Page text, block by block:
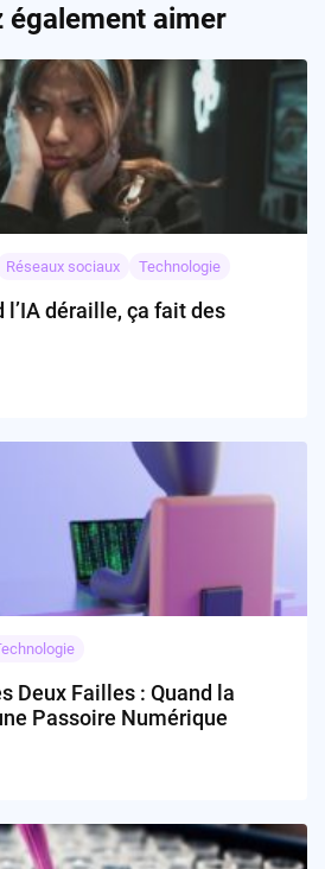
également aimer
Réseaux sociaux Technologie
l’IA déraille, ça fait des
Deux Failles : Quand la
Passoire Numérique